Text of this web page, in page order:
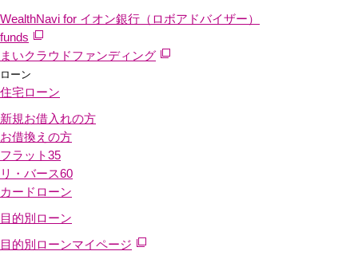
WealthNavi for イオン銀行（ロボアドバイザー）
funds
まいクラウドファンディング
ローン
住宅ローン
新規お借入れの方
お借換えの方
フラット35
リ・バース60
カードローン
目的別ローン
目的別ローンマイページ